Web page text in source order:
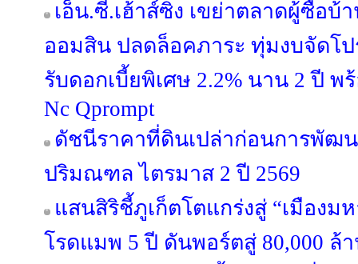
เอ็น.ซี.เฮ้าส์ซิ่ง เขย่าตลาดผู้ซื้อบ้
ออมสิน ปลดล็อคภาระ ทุ่มงบจัดโ
รับดอกเบี้ยพิเศษ 2.2% นาน 2 ปี พ
Nc Qprompt
ดัชนีราคาที่ดินเปล่าก่อนการพัฒน
ปริมณฑล ไตรมาส 2 ปี 2569
แสนสิริชี้ภูเก็ตโตแกร่งสู่ “เมืองม
โรดแมพ 5 ปี ดันพอร์ตสู่ 80,000 ล้